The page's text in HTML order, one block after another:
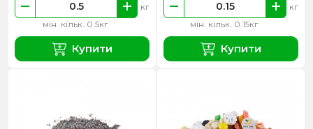
мін. кільк. 0.5кг
кг
Купити
мін. кільк. 0.15кг
кг
Купити